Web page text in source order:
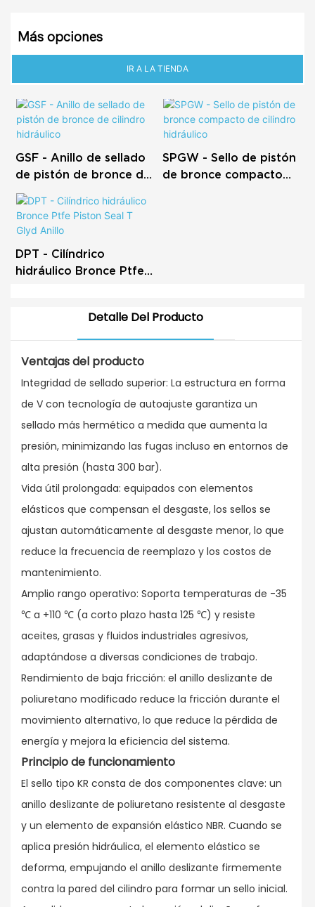
Más opciones
IR A LA TIENDA
GSF - Anillo de sellado
de pistón de bronce de
cilindro hidráulico
SPGW - Sello de pistón
de bronce compacto
DPT - Cilíndrico
hidráulico Bronce Ptfe
Detalle Del Producto
Ventajas del producto
Integridad de sellado superior: La estructura en forma
de V con tecnología de autoajuste garantiza un
sellado más hermético a medida que aumenta la
presión, minimizando las fugas incluso en entornos de
alta presión (hasta 300 bar).
Vida útil prolongada: equipados con elementos
elásticos que compensan el desgaste, los sellos se
ajustan automáticamente al desgaste menor, lo que
reduce la frecuencia de reemplazo y los costos de
mantenimiento.
Amplio rango operativo: Soporta temperaturas de -35
℃ a +110 ℃ (a corto plazo hasta 125 ℃) y resiste
aceites, grasas y fluidos industriales agresivos,
adaptándose a diversas condiciones de trabajo.
Rendimiento de baja fricción: el anillo deslizante de
poliuretano modificado reduce la fricción durante el
movimiento alternativo, lo que reduce la pérdida de
energía y mejora la eficiencia del sistema.
Principio de funcionamiento
El sello tipo KR consta de dos componentes clave: un
anillo deslizante de poliuretano resistente al desgaste
y un elemento de expansión elástico NBR. Cuando se
aplica presión hidráulica, el elemento elástico se
deforma, empujando el anillo deslizante firmemente
contra la pared del cilindro para formar un sello inicial.